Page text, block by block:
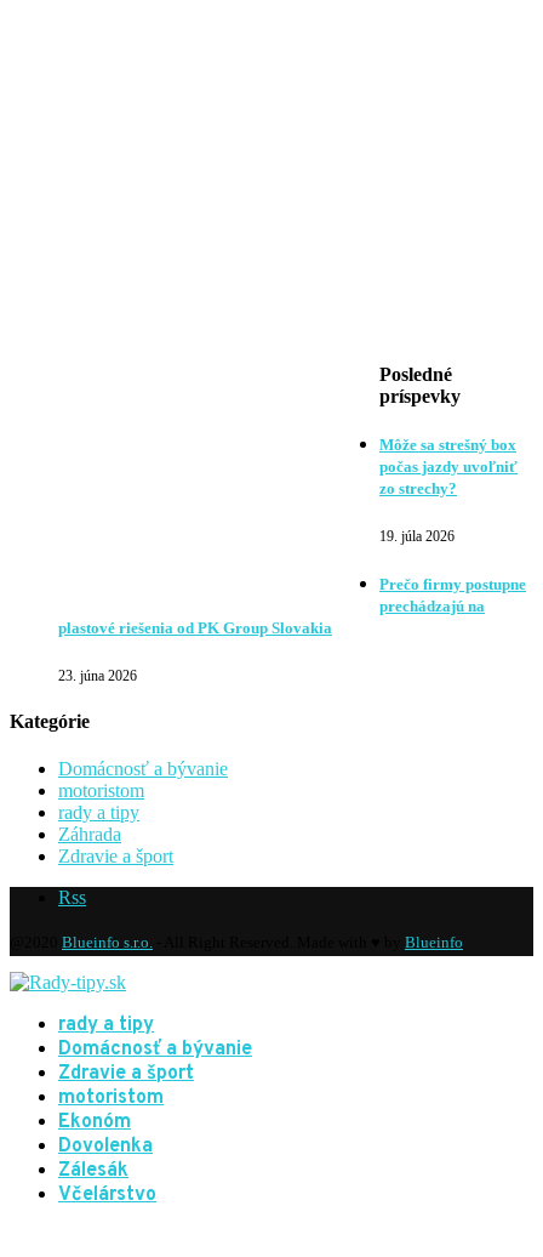
Posledné
príspevky
Môže sa strešný box
počas jazdy uvoľniť
zo strechy?
19. júla 2026
Prečo firmy postupne
prechádzajú na
plastové riešenia od PK Group Slovakia
23. júna 2026
Kategórie
Domácnosť a bývanie
motoristom
rady a tipy
Záhrada
Zdravie a šport
Rss
Blueinfo s.r.o. Blueinfo
rady a tipy
Domácnosť a bývanie
Zdravie a šport
motoristom
Ekonóm
Dovolenka
Zálesák
Včelárstvo